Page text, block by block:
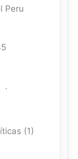
Peru
·
(1)